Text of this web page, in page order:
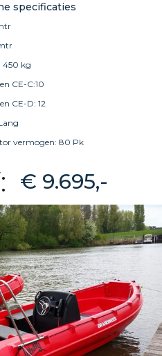
specificaties
450 kg
CE-C:10
CE-D: 12
vermogen: 80 Pk
€ 9.695,-